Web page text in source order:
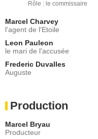
Rôle : le commissaire
Marcel Charvey
l'agent de l'Etoile
Leon Pauleon
le mari de l'accusée
Frederic Duvalles
Auguste
Production
Marcel Bryau
Producteur